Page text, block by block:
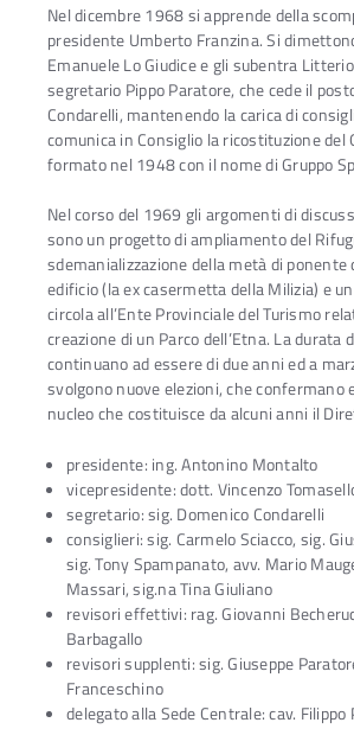
Nel dicembre 1968 si apprende della
presidente Umberto Franzina. Si
Emanuele Lo Giudice e gli subentra
segretario Pippo Paratore, che cede il
Condarelli, mantenendo la carica di
comunica in Consiglio la ricostituzione del
formato nel 1948 con il nome di Gruppo
Nel corso del 1969 gli argomenti di
sono un progetto di ampliamento del
sdemanializzazione della metà di ponente
edificio (la ex casermetta della Milizia) e
circola all’Ente Provinciale del Turismo
creazione di un Parco dell’Etna. La durata
continuano ad essere di due anni ed a
svolgono nuove elezioni, che confermano
nucleo che costituisce da alcuni anni il
presidente: ing. Antonino Montalto
vicepresidente: dott. Vincenzo
segretario: sig. Domenico Condarelli
consiglieri: sig. Carmelo Sciacco, sig.
sig. Tony Spampanato, avv. Mario
Massari, sig.na Tina Giuliano
revisori effettivi: rag. Giovanni
Barbagallo
revisori supplenti: sig. Giuseppe
Franceschino
delegato alla Sede Centrale: cav. Filippo